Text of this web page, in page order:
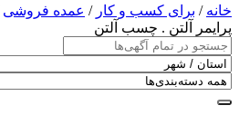
خانه/ برای کسب و کار / عمده فروشی /
پرایمر آلتن . چسب آلتن